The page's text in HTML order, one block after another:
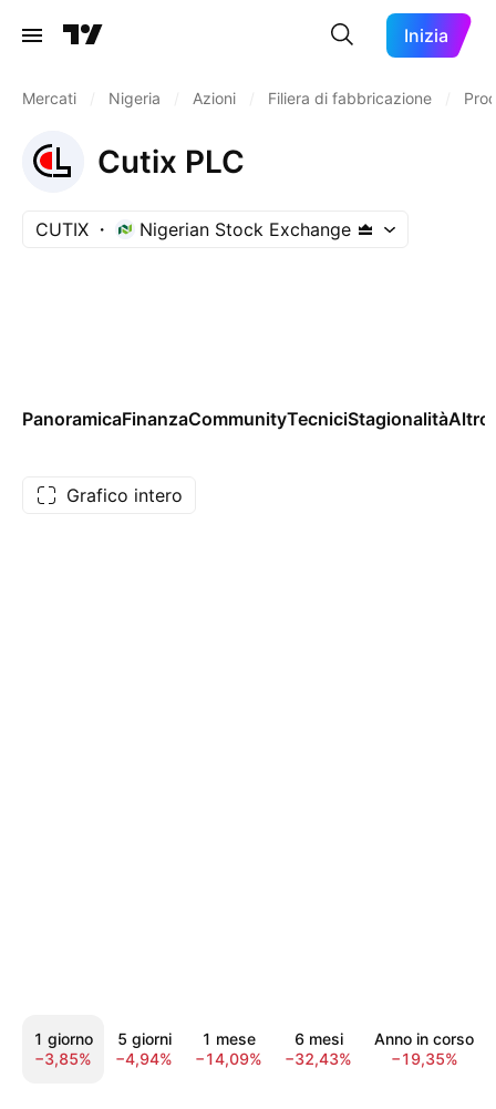
Inizia
Mercati Nigeria Azioni Filiera di fabbricazione
Cutix PLC
CUTIX Nigerian Stock Exchange
PanoramicaFinanzaCommunityTecniciStagionalitàAltro
Grafico intero
1 giorno
−3,85%
5 giorni
−4,94%
1 mese
−14,09%
6 mesi
−32,43%
Anno in corso
−19,35%